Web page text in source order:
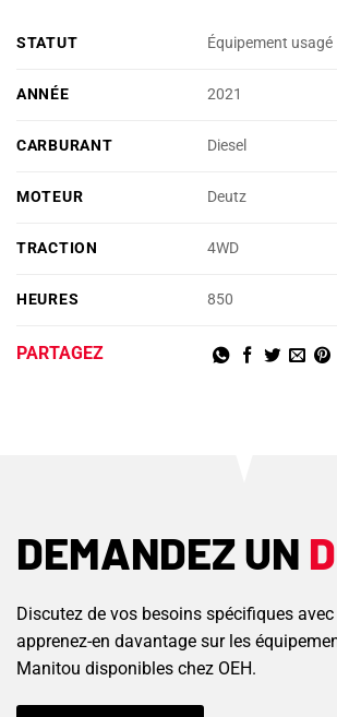
STATUT Équipement usagé
ANNÉE 2021
CARBURANT Diesel
MOTEUR Deutz
TRACTION 4WD
HEURES 850
PARTAGEZ
DEMANDEZ UN
Discutez de vos besoins spécifiques
apprenez-en davantage sur les
Manitou disponibles chez OEH.